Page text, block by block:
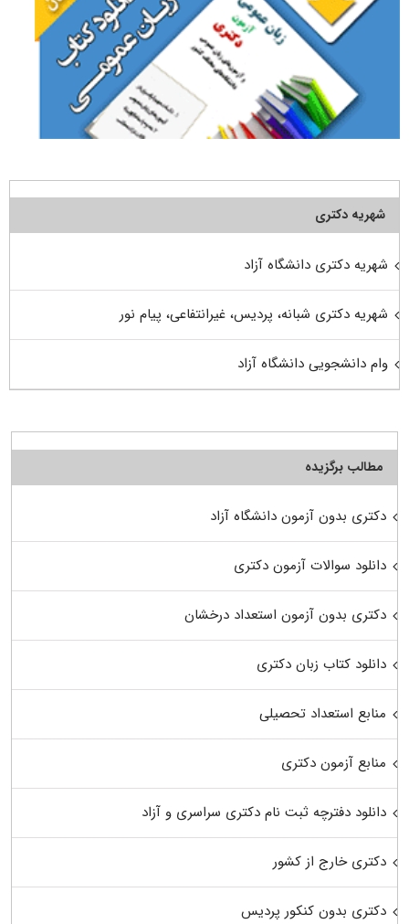
شهریه دکتری
شهریه دکتری دانشگاه آزاد
شهریه دکتری شبانه، پردیس، غیرانتفاعی، پیام نور
وام دانشجویی دانشگاه آزاد
مطالب برگزیده
دکتری بدون آزمون دانشگاه آزاد
دانلود سوالات آزمون دکتری
دکتری بدون آزمون استعداد درخشان
دانلود کتاب زبان دکتری
منابع استعداد تحصیلی
منابع آزمون دکتری
دانلود دفترچه ثبت نام دکتری سراسری و آزاد
دکتری خارج از کشور
دکتری بدون کنکور پردیس